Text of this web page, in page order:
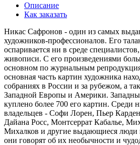
Описание
Как заказать
Никас Сафронов - один из самых
художников-профессионалов. Его
оспаривается ни в среде
живописи. С его произведениями
основном по журнальным
основная часть картин художника
собраниях в России и за рубежом, а
Западной Европы и Америки.
куплено более 700 его картин. Среди
владельцев - Софи Лорен, Пьер
Дайана Росс, Монтсеррат Кабалье,
Михалков и другие выдающиеся люди
они говорят об их необычности и